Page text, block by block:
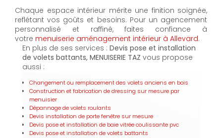
Chaque espace intérieur mérite une finition soignée,
reflétant vos goûts et besoins. Pour un agencement
personnalisé et raffiné, faites confiance à
votre menuiserie aménagement intérieur à Allevard.
En plus de ses services : Devis pose et installation
de volets battants, MENUISERIE TAZ vous propose
aussi :
Changement ou remplacement des volets anciens en bois
Construction et fabrication de dressing sur mesure par
menuisier
Dépannage de volets roulants
Devis installation de porte fenêtre sur mesure
Devis pose et installation de baie vitrée coulissante pvc
Devis pose et installation de volets battants